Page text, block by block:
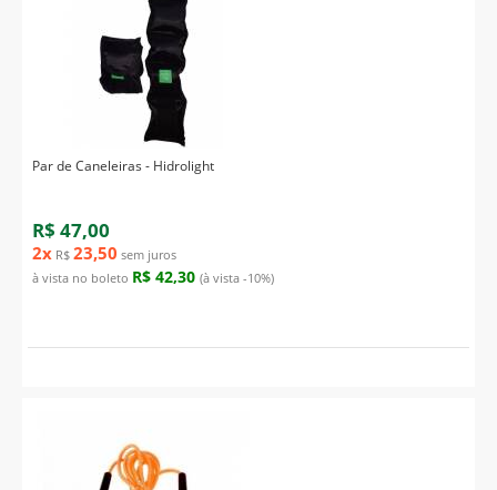
Par de Caneleiras - Hidrolight
R$ 47,00
2x R$ 23,50 sem juros
à vista no boleto R$ 42,30 (à vista -10%)